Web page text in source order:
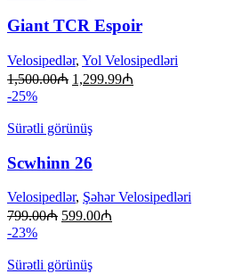
Giant TCR Espoir
Velosipedlər, Yol Velosipedləri
1,500.00₼ 1,299.99₼
-25%
Sürətli görünüş
Scwhinn 26
Velosipedlər, Şəhər Velosipedləri
799.00₼ 599.00₼
-23%
Sürətli görünüş